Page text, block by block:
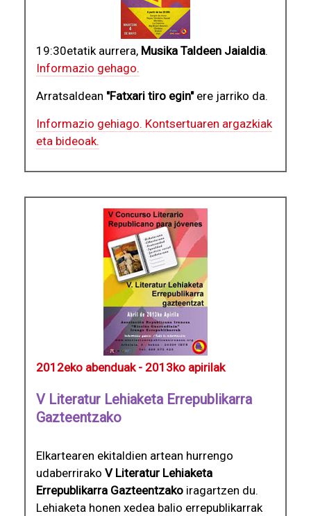
19:30etatik aurrera, Musika Taldeen Jaialdia.
Informazio gehago.
Arratsaldean "Fatxari tiro egin"ere jarriko da.
Informazio gehiago. Kontsertuaren argazkiak
eta bideoak.
2012eko abenduak - 2013ko apirilak
V Literatur Lehiaketa Errepublikarra
Gazteentzako
Elkartearen ekitaldien artean hurrengo
udaberrirako V Literatur Lehiaketa
Errepublikarra Gazteentzako iragartzen du.
Lehiaketa honen xedea balio errepublikarrak